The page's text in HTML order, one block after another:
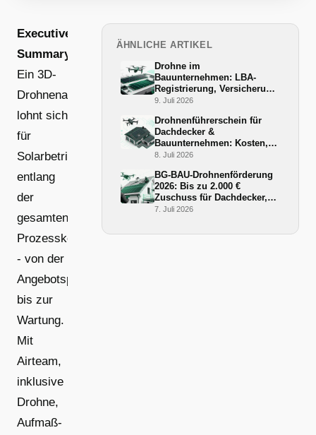
Executive
Summary:
Ein 3D-
Drohnenaufmaß
lohnt sich
für
Solarbetriebe
entlang
der
gesamten
Prozesskette
- von der
Angebotsphase
bis zur
Wartung.
Mit
Airteam,
inklusive
Drohne,
Aufmaß-
ÄHNLICHE ARTIKEL
Drohne im
Bauunternehmen: LBA-
Registrierung, Versicherung
und BG-BAU-Förderung
9. Juli 2026
Drohnenführerschein für
Dachdecker &
Bauunternehmen: Kosten,
Ablauf und BG-BAU-
8. Juli 2026
BG-BAU-Drohnenförderung
2026: Bis zu 2.000 €
Zuschuss für Dachdecker,
Zimmerer und Gerüstbauer
7. Juli 2026